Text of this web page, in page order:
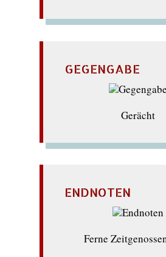
GEGENGABE
Gerächt
ENDNOTEN
Ferne